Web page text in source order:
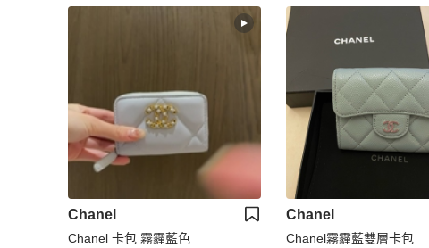
Chanel
Chanel 卡包 霧霾藍色
Chanel
Chanel霧霾藍雙層卡包